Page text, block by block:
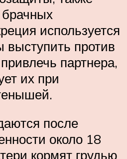
брачных
используется
против
партнера,
их при
после
около 18
кормят грудью